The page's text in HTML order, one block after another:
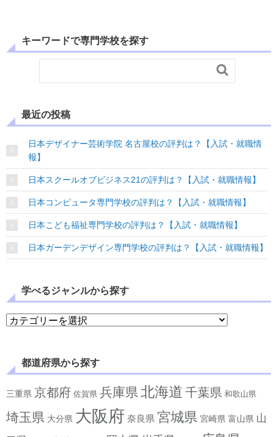
キーワードで専門学校を探す

最近の投稿
日本デザイナー芸術学院 名古屋校の評判は？【入試・就職情
報】
日本スクールオブビジネス21の評判は？【入試・就職情報】
日本コンピュータ専門学校の評判は？【入試・就職情報】
日本こども福祉専門学校の評判は？【入試・就職情報】
日本ガーデンデザイン専門学校の評判は？【入試・就職情報】
学べるジャンルから探す
学べるジャンルから探す
都道府県から探す
三重県 京都府 佐賀県 兵庫県 北海道 千葉県 和歌山県
埼玉県 大分県 大阪府 奈良県 宮城県 宮崎県 富山県 山